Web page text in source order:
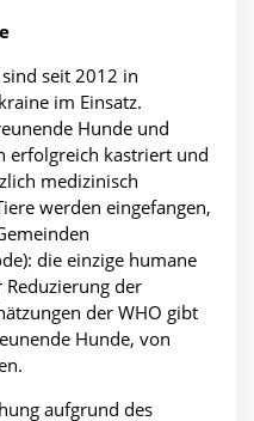
sind seit 2012 in
im Einsatz.
Hunde und
erfolgreich kastriert und
medizinisch
werden eingefangen,
die einzige humane
der
der WHO gibt
Hunde, von
aufgrund des